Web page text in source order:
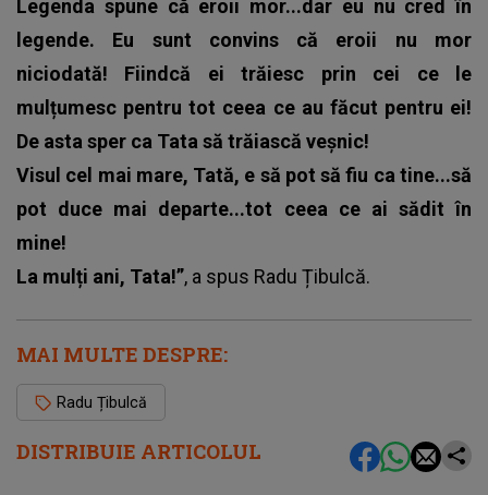
DISTRIBUIE ARTICOLUL
Legenda spune că eroii mor...dar eu nu cred în
legende. Eu sunt convins că eroii nu mor
niciodată! Fiindcă ei trăiesc prin cei ce le
mulțumesc pentru tot ceea ce au făcut pentru ei!
De asta sper ca Tata să trăiască veșnic!
Visul cel mai mare, Tată, e să pot să fiu ca tine...să
pot duce mai departe...tot ceea ce ai sădit în
mine!
La mulți ani, Tata!”, a spus Radu Țibulcă.
MAI MULTE DESPRE:
Radu Țibulcă